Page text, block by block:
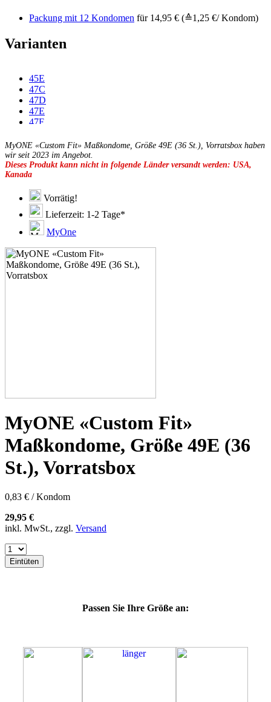
Packung mit 12 Kondomen für 14,95 € (≙1,25 €/ Kondom)
Varianten
45E
47C
47D
47E
47F
49D
49F
49G
51C
51D
51E
51F
51G
51H
53D
53E
53F
57H
57K
60E
60F
60G
60H
60K
60L
64E
64F
64L
64M
MyONE «Custom Fit» Maßkondome, Größe 49E (36 St.), Vorratsbox haben
wir seit 2023 im Angebot.
Dieses Produkt kann nicht in folgende Länder versandt werden: USA,
Kanada
Vorrätig!
Lieferzeit: 1-2 Tage*
MyOne
MyONE «Custom Fit»
Maßkondome, Größe 49E (36
St.), Vorratsbox
0,83 € / Kondom
29,95 €
inkl. MwSt., zzgl. Versand
Eintüten
Passen Sie Ihre Größe an: